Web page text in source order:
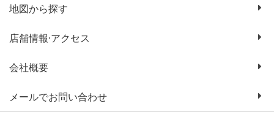
地図から探す
店舗情報·アクセス
会社概要
メールでお問い合わせ